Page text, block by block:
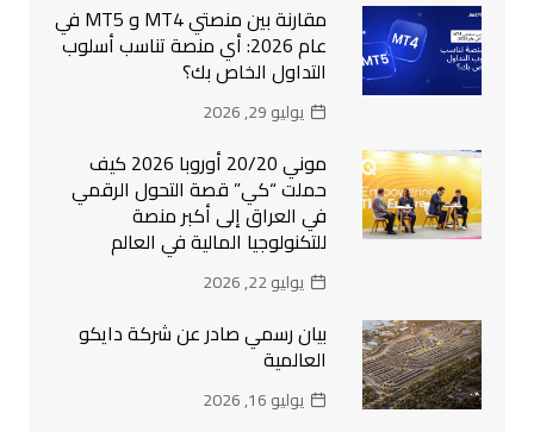
مقارنة بين منصتي MT4 و MT5 في
عام 2026: أي منصة تناسب أسلوب
التداول الخاص بك؟
يوليو 29, 2026
موني 20/20 أوروبا 2026 كيف
حملت “كي” قصة التحول الرقمي
في العراق إلى أكبر منصة
للتكنولوجيا المالية في العالم
يوليو 22, 2026
بيان رسمي صادر عن شركة دايكو
العالمية
يوليو 16, 2026